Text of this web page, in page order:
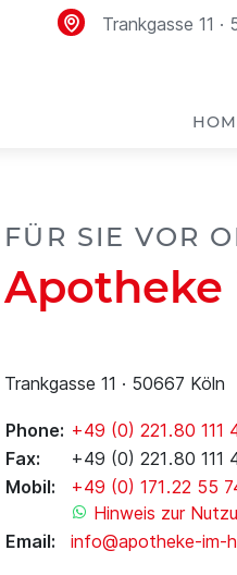
Trankgasse 11 ·
FÜR SIE VOR
Apotheke
Trankgasse 11 · 50667 Köln
Phone: +49 (0) 221 . 80 111
Fax:
+49 (0) 221 . 80 111
Mobil:
+49 (0) 171 . 22 55
Hinweis zur
Email:
info@apotheke-im-